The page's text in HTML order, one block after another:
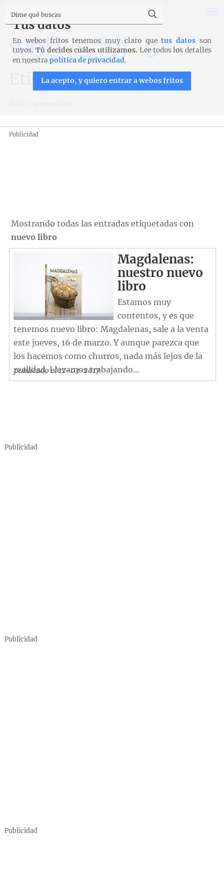
Etiqueta: nuevo libro
Publicidad
Mostrando todas las entradas etiquetadas con
nuevo libro
Magdalenas:
nuestro nuevo
libro
Estamos muy
contentos, y es que
tenemos nuevo libro: Magdalenas, sale a la venta
este jueves, 16 de marzo. Y aunque parezca que
los hacemos como churros, nada más lejos de la
realidad. Llevamos trabajando...
publicado el 12-03-2017
Publicidad
Publicidad
Publicidad
Tus datos
En webos fritos tenemos muy claro quetus datos son
tuyos. Tú decides cuáles utilizamos. Lee todos los detalles
en nuestrapolítica de privacidad.
La acepto, y quiero entrar a webos fritos